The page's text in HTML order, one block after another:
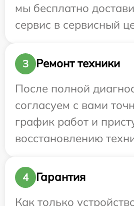
мы бесплатно
сервис в сервисный
3
Ремонт техники
После полной
согласуем с вами
график работ и
восстановлению
4
Гарантия
Как только